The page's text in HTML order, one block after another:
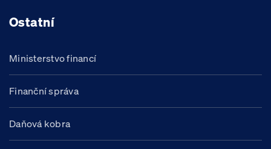
Ostatní
Ministerstvo financí
Finanční správa
Daňová kobra